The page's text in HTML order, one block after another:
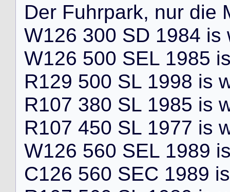
Der Fuhrpark, nur die
W126 300 SD 1984 is
W126 500 SEL 1985 i
R129 500 SL 1998 is
R107 380 SL 1985 is
R107 450 SL 1977 is
W126 560 SEL 1989 i
C126 560 SEC 1989 is